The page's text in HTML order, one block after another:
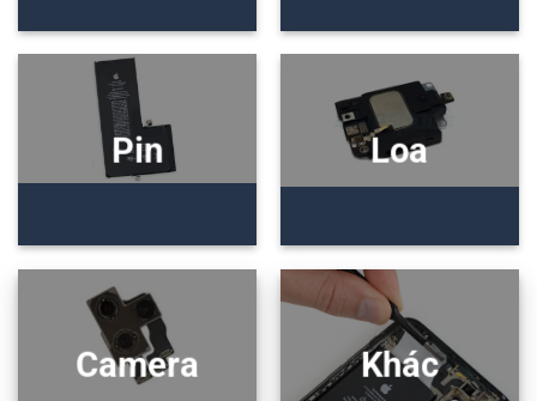
Pin Loa
Camera Khác